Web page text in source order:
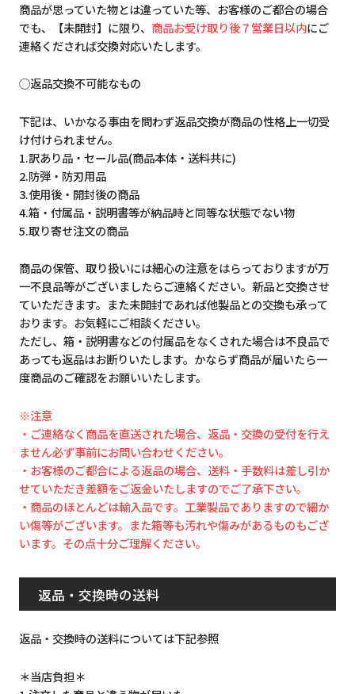
商品が思っていた物とは違っていた等、お客様のご都合の場合
でも、【未開封】に限り、 商品お受け取り後７営業日以内にご
連絡くだされば交換対応いたします。
◯返品交換不可能なもの
下記は、いかなる事由を問わず返品交換が商品の性格上一切受
け付けられません。
1.訳あり品・セール品(商品本体・送料共に)
2.防弾・防刃用品
3.使用後・開封後の商品
4.箱・付属品・説明書等が納品時と同等な状態でない物
5.取り寄せ注文の商品
商品の保管、取り扱いには細心の注意をはらっておりますが万
一不良品等がございましたらご連絡ください。新品と交換させ
ていただきます。また未開封であれば他製品との交換も承って
おります。お気軽にご相談ください。
ただし、箱・説明書などの付属品をなくされた場合は不良品で
あっても返品はお断りいたします。かならず商品が届いたら一
度商品のご確認をお願いいたします。
※注意
・ご連絡なく商品を直送された場合、返品・交換の受付を行え
ません必ず事前にお問い合わせください。
・お客様のご都合による返品の場合、送料・手数料は差し引か
せていただき差額をご返金いたしますのでご了承下さい。
・商品のほとんどは輸入品です。工業製品でありますので細か
い傷等がございます。また箱等も汚れや傷みがあるものもござ
います。その点十分ご理解ください。
返品・交換時の送料
返品・交換時の送料については下記参照
＊当店負担＊